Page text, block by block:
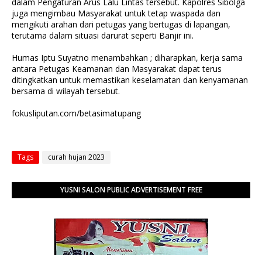
juga mengimbau Masyarakat untuk tetap waspada dan
mengikuti arahan dari petugas yang bertugas di lapangan,
terutama dalam situasi darurat seperti Banjir ini.
Humas Iptu Suyatno menambahkan ; diharapkan, kerja sama
antara Petugas Keamanan dan Masyarakat dapat terus
ditingkatkan untuk memastikan keselamatan dan kenyamanan
bersama di wilayah tersebut.
fokusliputan.com/betasimatupang
Tags curah hujan 2023
YUSNI SALON PUBLIC ADVERTISEMENT FREE